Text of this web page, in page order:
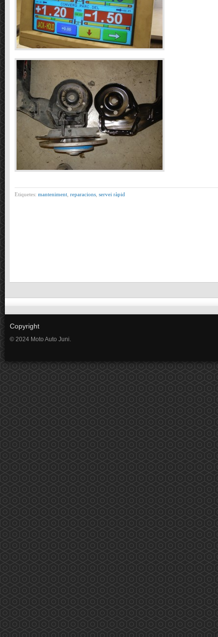
Etiquetes: manteniment reparacions servei ràpid
Copyright
© 2024 Moto Auto Juni.